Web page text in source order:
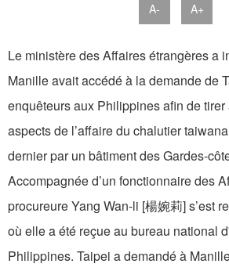
A- A+
Le ministère des Affaires étrangères a
Manille avait accédé à la demande de
enquêteurs aux Philippines afin de
aspects de l’affaire du chalutier
dernier par un bâtiment des Gardes-
Accompagnée d’un fonctionnaire des
procureure Yang Wan-li [楊婉莉] s’est
où elle a été reçue au bureau national
Philippines. Taipei a demandé à